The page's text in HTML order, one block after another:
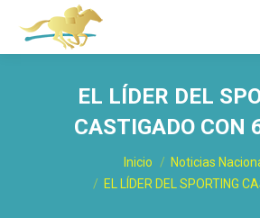
EL LÍDER DEL
CASTIGADO CON
Inicio
Noticias
EL LÍDER DEL SPORTING